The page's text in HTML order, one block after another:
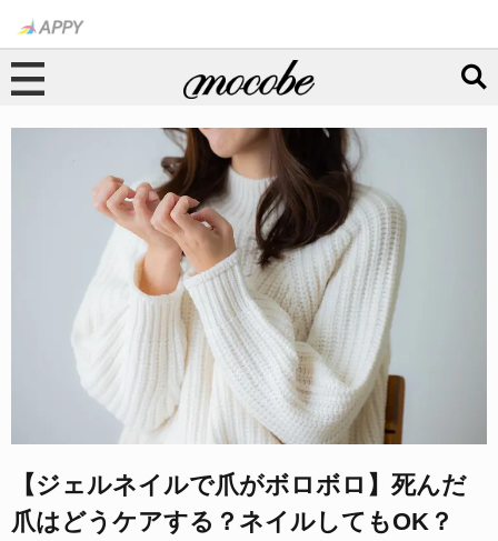
【ジェルネイルで爪がボロボロ】死んだ
爪はどうケアする？ネイルしてもOK？